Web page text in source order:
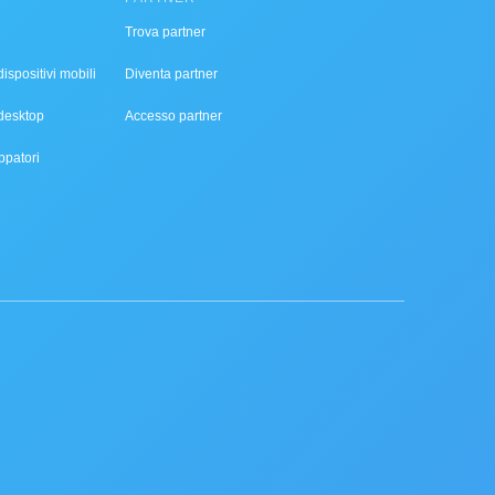
mobili
Trova partner
Diventa partner
Accesso partner